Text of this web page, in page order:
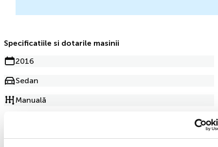
Specificatiile si dotarile masinii
2016
Sedan
Manuală
201 000km